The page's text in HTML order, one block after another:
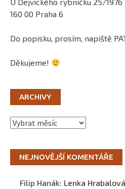
160 00 Praha 6
Do popisku, prosím, napiště
Děkujeme!
ARCHIVY
Archivy
NEJNOVĚJŠÍ KOMENTÁŘE
Filip Hanák: Lenka